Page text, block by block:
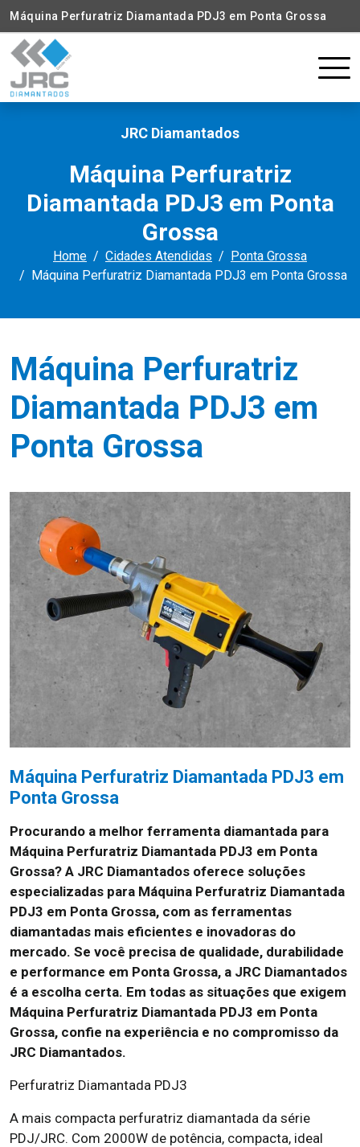
Máquina Perfuratriz Diamantada PDJ3 em Ponta Grossa
JRC Diamantados
Máquina Perfuratriz
Diamantada PDJ3 em Ponta
Grossa
Home Cidades Atendidas
Ponta Grossa
Máquina Perfuratriz Diamantada PDJ3 em Ponta Grossa
Máquina Perfuratriz
Diamantada PDJ3 em
Ponta Grossa
Máquina Perfuratriz Diamantada PDJ3 em
Ponta Grossa
Procurando a melhor ferramenta diamantada para
Máquina Perfuratriz Diamantada PDJ3 em Ponta
Grossa? A JRC Diamantados oferece soluções
especializadas para Máquina Perfuratriz Diamantada
PDJ3 em Ponta Grossa, com as ferramentas
diamantadas mais eficientes e inovadoras do
mercado. Se você precisa de qualidade, durabilidade
e performance em Ponta Grossa, a JRC Diamantados
é a escolha certa. Em todas as situações que exigem
Máquina Perfuratriz Diamantada PDJ3 em Ponta
Grossa, confie na experiência e no compromisso da
JRC Diamantados.
Perfuratriz Diamantada PDJ3
A mais compacta perfuratriz diamantada da série
PDJ/JRC. Com 2000W de potência, compacta, ideal